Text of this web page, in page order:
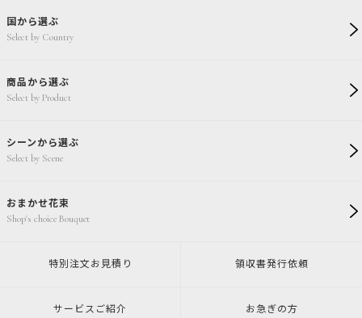
国から選ぶ
Select by Country
商品から選ぶ
Select by Product
シーンから選ぶ
Select by Scene
おまかせ花束
Shop's choice Bouquet
特別注文 お見積り 領収書発行依頼
サービスご紹介 お急ぎの方